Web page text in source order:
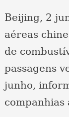
Beijing, 2
aéreas
de
passagens
junho,
companhias